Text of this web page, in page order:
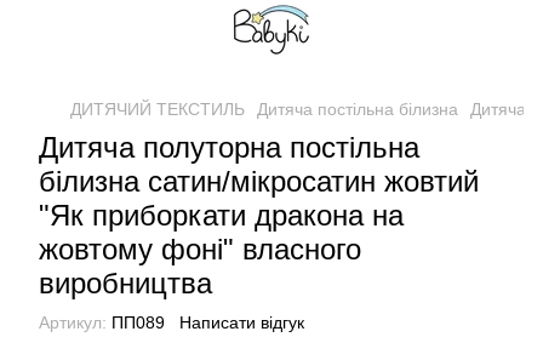
ДИТЯЧИЙ ТЕКСТИЛЬ Дитяча постільна білизна Дитяча
Дитяча полуторна постільна
білизна сатин/мікросатин жовтий
"Як приборкати дракона на
жовтому фоні" власного
виробництва
Артикул: ПП089 Написати відгук